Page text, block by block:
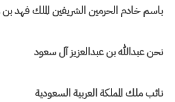
باسم خادم الحرمين الشريفين الملك فهد
نحن عبدالله بن عبدالعزيز آل سعود
نائب ملك المملكة العربية السعودية